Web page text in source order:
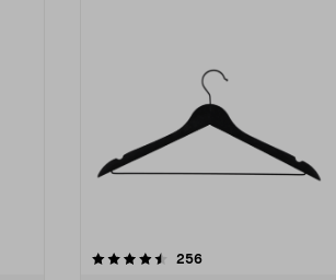
256recensioner
4.0av 5 stjärnor